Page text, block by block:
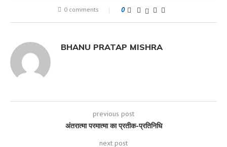
0 comments 0
BHANU PRATAP MISHRA
previous post
अंतरात्मा परमात्मा का प्रतीक-प्रतिनिधि
next post